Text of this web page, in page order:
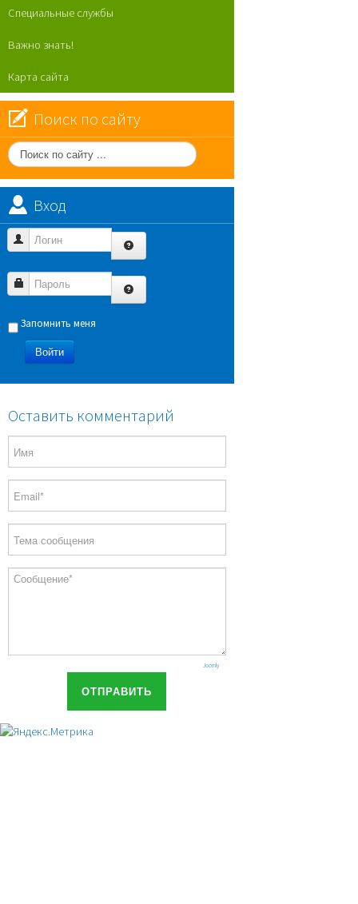
Специальные службы
Важно знать!
Карта сайта
Поиск по сайту
Поиск
по
сайту
Вход
Логин
Пароль
Запомнить меня
Войти
Оставить комментарий
Joomly
ОТПРАВИТЬ